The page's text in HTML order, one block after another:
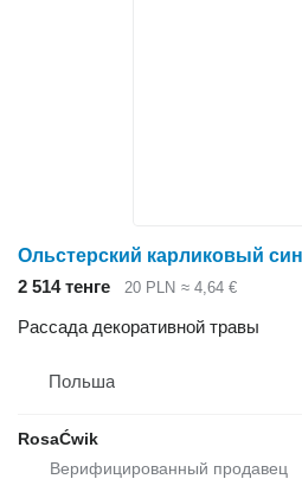
2 514 тенге 20 PLN ≈ 4,64 €
Рассада декоративной травы
Польша
RosaĆwik